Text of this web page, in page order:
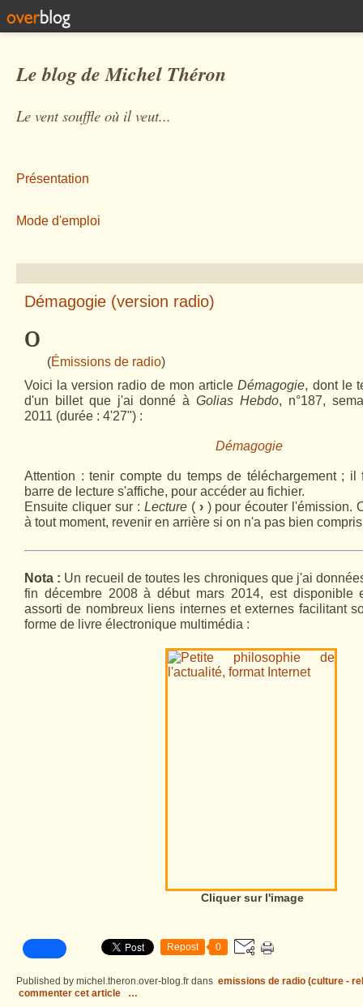
Le blog de Michel Théron
Le vent souffle où il veut...
Présentation
Mode d'emploi
Démagogie (version radio)
º (Émissions de radio)
Voici la version radio de mon articleDémagogie, dont le
d'un billet que j'ai donné àGolias Hebdo, n°187,
2011 (durée : 4'27") :
Démagogie
Attention : tenir compte du temps de téléchargement; il
barre de lecture s'affiche, pour accéder au fichier.
Ensuite cliquersur : Lecture( ›) pour écouter l'émission.
à tout moment, revenir en arrière si on n'a pas bien
Nota : Un recueil de toutes les chroniques que j'ai
fin décembre 2008 à début mars 2014, est disponible
assorti de nombreux liens internes et externes facilitant
forme de livre électronique multimédia :
Cliquer sur l'image
Repost 0
Published by michel.theron.over-blog.fr dans emissions de radio (culture -
commenter cet article
…